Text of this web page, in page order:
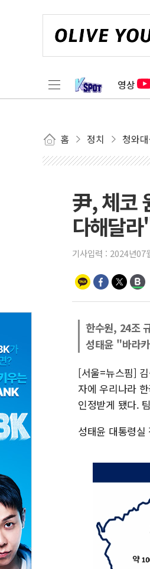
영상
홈 정치 청와
尹, 체코
다해달
기사입력 : 2024년07
한수원, 24조
성태윤 "바라
[서울=뉴스핌]
자에 우리나라
인정받게 됐다.
성태윤 대통령